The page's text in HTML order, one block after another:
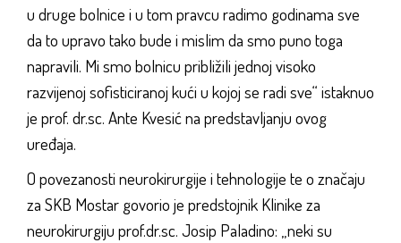
u druge bolnice i u tom pravcu radimo godinama sve
da to upravo tako bude i mislim da smo puno toga
napravili. Mi smo bolnicu približili jednoj visoko
razvijenoj sofisticiranoj kući u kojoj se radi sve“ istaknuo
je prof. dr.sc. Ante Kvesić na predstavljanju ovog
uređaja.
O povezanosti neurokirurgije i tehnologije te o značaju
za SKB Mostar govorio je predstojnik Klinike za
neurokirurgiju prof.dr.sc. Josip Paladino: „neki su